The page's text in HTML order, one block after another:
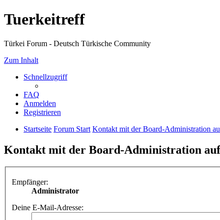
Tuerkeitreff
Türkei Forum - Deutsch Türkische Community
Zum Inhalt
Schnellzugriff
FAQ
Anmelden
Registrieren
Startseite Forum Start Kontakt mit der Board-Administration
Kontakt mit der Board-Administration
Empfänger:
Administrator
Deine E-Mail-Adresse: